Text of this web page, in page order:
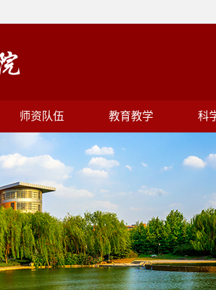
师资队伍 教育教学 科